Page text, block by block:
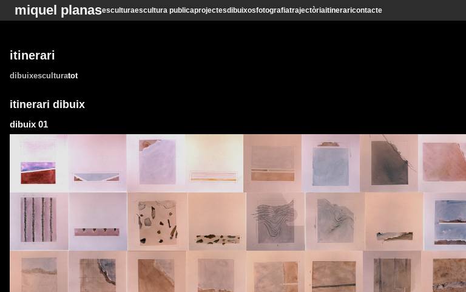
miquel planasesculturaescultura publicaprojectesdibuixosfotografiatrajectòriaitineraricontacte
itinerari
dibuixesculturatot
itinerari dibuix
dibuix 01